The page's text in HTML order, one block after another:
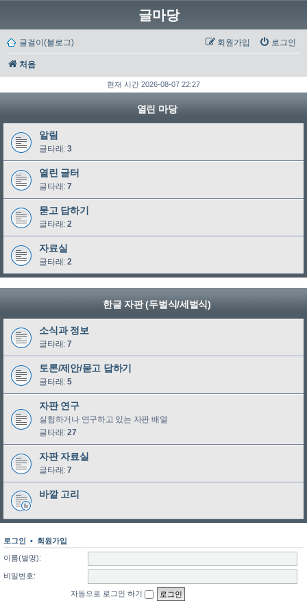
글마당
글걸이(블로그) 로그인
회원가입
처음
현재 시간 2026-08-07 22:27
열린 마당
알림
글타래: 3
열린 글터
글타래: 7
묻고 답하기
글타래: 2
자료실
글타래: 2
한글 자판 (두벌식/세벌식)
소식과 정보
글타래: 7
토론/제안/묻고 답하기
글타래: 5
자판 연구
실험하거나 연구하고 있는 자판 배열
글타래: 27
자판 자료실
글타래: 7
바깥 고리
로그인 • 회원가입
이름(별명):
비밀번호:
자동으로 로그인 하기